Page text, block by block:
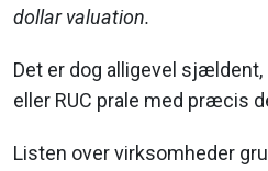
dollar valuation.
Det er dog alligevel sjældent,
eller RUC prale med præcis
Listen over virksomheder